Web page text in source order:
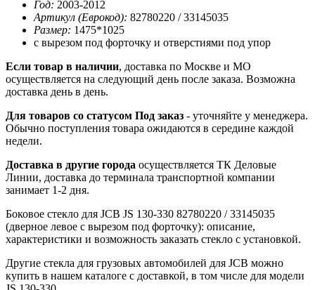
Год: 2003-2012
Артикул (Еврокод): 82780220 / 33145035
Размер: 1475*1025
с вырезом под форточку и отверстиями под упор
Если товар в наличии, доставка по Москве и МО
осуществляется на следующий день после заказа. Возможна
доставка день в день.
Для товаров со статусом Под заказ - уточняйте у менеджера.
Обычно поступления товара ожидаются в середине каждой
недели.
Доставка в другие города осуществляется ТК Деловые
Линии, доставка до терминала транспортной компании
занимает 1-2 дня.
Боковое стекло для JCB JS 130-330 82780220 / 33145035
(дверное левое с вырезом под форточку): описание,
характеристики и возможность заказать стекло с установкой.
Другие стекла для грузовых автомобилей для JCB можно
купить в нашем каталоге с доставкой, в том числе для модели